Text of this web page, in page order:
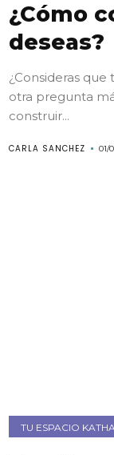
¿Cómo
deseas?
¿Consideras que
otra pregunta
construir...
CARLA SANCHEZ 01/
TU ESPACIO